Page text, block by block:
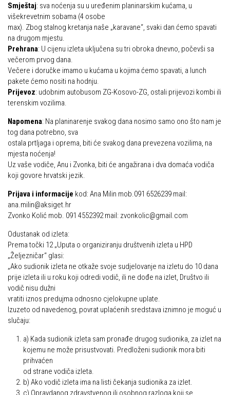
Damir Bajs
Dijana Petrak
Željko Brdal
Markacijska komisija
Dosadašnje aktivnosti
Novosti Markacijske komisije
Putevi koje održava HPD Željezničar
Povijest Markacijske komisije
Smještaj: sva noćenja su u uređenim planinarskim kućama, u
višekrevetnim sobama (4 osobe
max). Zbog stalnog kretanja naše „karavane“, svaki dan ćemo spavati
na drugom mjestu.
Prehrana: U cijenu izleta uključena su tri obroka dnevno, počevši sa
večerom prvog dana.
Večere i doručke imamo u kućama u kojima ćemo spavati, a lunch
pakete ćemo nositi na hodnju.
Prijevoz: udobnim autobusom ZG-Kosovo-ZG, ostali prijevozi kombi ili
terenskim vozilima.
Napomena: Na planinarenje svakog dana nosimo samo ono što nam je
tog dana potrebno, sva
ostala prtljaga i oprema, biti će svakog dana prevezena vozilima, na
mjesta noćenja!
Uz vaše vodiče, Anu i Zvonka, biti će angažirana i dva domaća vodiča
koji govore hrvatski jezik.
Prijava i informacije kod: Ana Milin mob.091 6526239 mail:
ana.milin@aksiget.hr
Zvonko Kolić mob. 091 4552392 mail: zvonkolic@gmail.com
Odustanak od izleta:
Prema točki 12 „Uputa o organiziranju društvenih izleta u HPD
„Željezničar“ glasi:
„Ako sudionik izleta ne otkaže svoje sudjelovanje na izletu do 10 dana
prije izleta ili u roku koji odredi vodič, ili ne dođe na izlet, Društvo ili
vodič nisu dužni
vratiti iznos predujma odnosno cjelokupne uplate.
Izuzeto od navedenog, povrat uplaćenih sredstava iznimno je moguć u
slučaju:
a) Kada sudionik izleta sam pronađe drugog sudionika, za izlet na
kojemu ne može prisustvovati. Predloženi sudionik mora biti
prihvaćen
od strane vodiča izleta.
b) Ako vodič izleta ima na listi čekanja sudionika za izlet.
c) Opravdanog zdravstvenog ili osobnog razloga koji se